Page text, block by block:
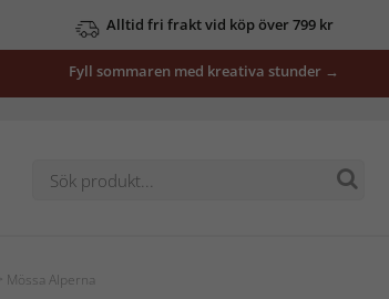
Alltid fri frakt vid köp över 799 kr
Fyll sommaren med kreativa stunder →
> Mössa Alperna